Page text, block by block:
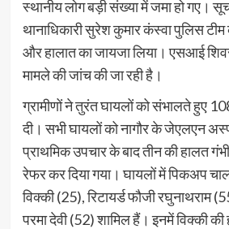
स्थानीय लोग बड़ी संख्या में जमा हो गए।
थानाधिकारी सुरेश कुमार कंस्वा पुलिस
और हालात का जायजा लिया। एसआई
मामले की जांच की जा रही है।
ग्रामीणों ने तुरंत घायलों को संभालते हुए
दी। सभी घायलों को नागौर के जेएलएन
प्राथमिक उपचार के बाद तीन की हालत
रेफर कर दिया गया। घायलों में पिकअप
विक्की (25), रिटायर्ड फौजी रघुनाथराम
परमा देवी (52) शामिल हैं। इनमें विक्की